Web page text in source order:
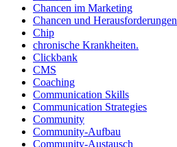
Chancen im Marketing
Chancen und Herausforderungen
Chip
chronische Krankheiten.
Clickbank
CMS
Coaching
Communication Skills
Communication Strategies
Community
Community-Aufbau
Community-Austausch